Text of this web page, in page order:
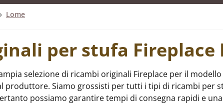
Lome
per stufa Fireplace
selezione di ricambi originali Fireplace per il modello
produttore. Siamo grossisti per tutti i tipi di ricambi per
possiamo garantire tempi di consegna rapidi e